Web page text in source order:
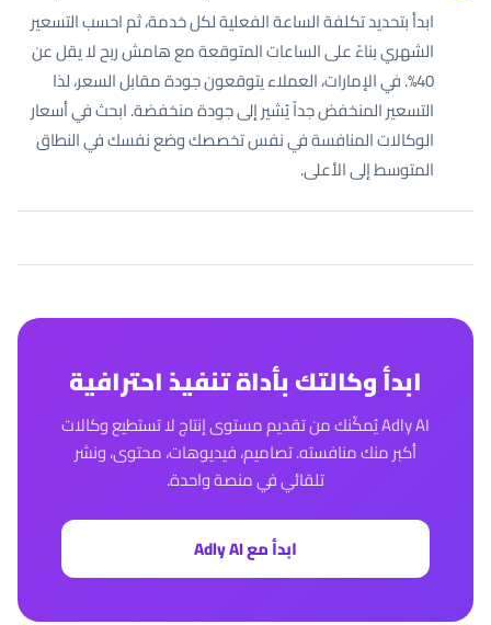
ابدأ بتحديد تكلفة الساعة الفعلية لكل خدمة، ثم احسب التسعير
الشهري بناءً على الساعات المتوقعة مع هامش ربح لا يقل عن
40%. في الإمارات، العملاء يتوقعون جودة مقابل السعر، لذا
التسعير المنخفض جداً يُشير إلى جودة منخفضة. ابحث في أسعار
الوكالات المنافسة في نفس تخصصك وضع نفسك في النطاق
المتوسط إلى الأعلى.
ابدأ وكالتك بأداة تنفيذ احترافية
Adly AI يُمكّنك من تقديم مستوى إنتاج لا تستطيع وكالات
أكبر منك منافسته. تصاميم، فيديوهات، محتوى، ونشر
تلقائي في منصة واحدة.
ابدأ مع Adly AI